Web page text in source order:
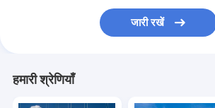
चीन से कनाडा तक शिपिंग
जारी रखें
हमारी श्रेणियाँ